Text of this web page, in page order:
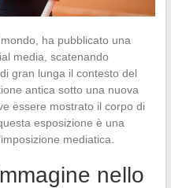
ha pubblicato una
media, scatenando
gran lunga il contesto del
antica sotto una nuova
essere mostrato il corpo di
esposizione è una
mediatica.
nello